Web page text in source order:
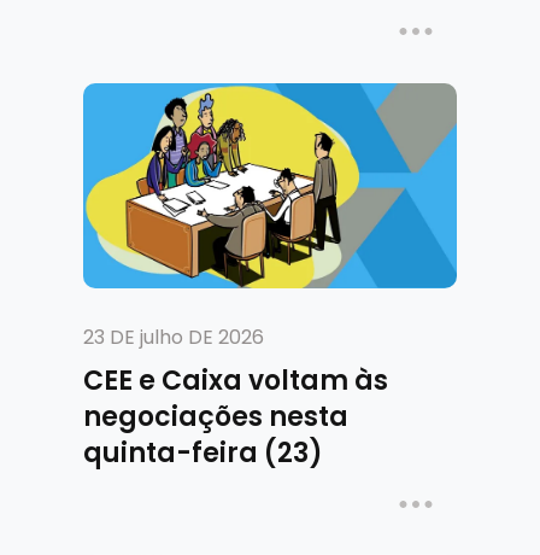
23 DE julho DE 2026
CEE e Caixa voltam às
negociações nesta
quinta-feira (23)